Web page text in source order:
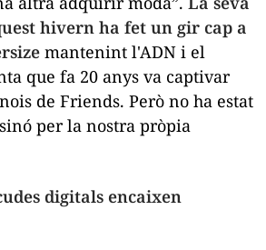
hivern ha fet un gir cap a
mantenint l'ADN i el
que fa 20 anys va captivar
de Friends. Però no ha estat
per la nostra pròpia
digitals encaixen